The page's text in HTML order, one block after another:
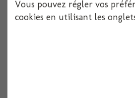
Vous pouvez régler vos
cookies en utilisant les